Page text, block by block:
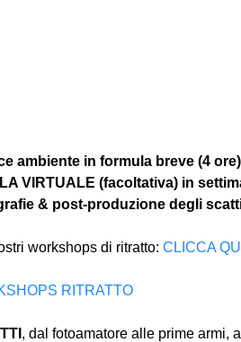
ambiente in formula breve (4
VIRTUALE (facoltativa) in
& post-produzione degli
workshops di ritratto: CLICCA QUI
RITRATTO
, dal fotoamatore alle prime armi,